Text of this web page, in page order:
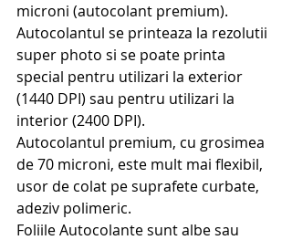
microni (autocolant premium).
Autocolantul se printeaza la rezolutii
super photo si se poate printa
special pentru utilizari la exterior
(1440 DPI) sau pentru utilizari la
interior (2400 DPI).
Autocolantul premium, cu grosimea
de 70 microni, este mult mai flexibil,
usor de colat pe suprafete curbate,
adeziv polimeric.
Foliile Autocolante sunt albe sau